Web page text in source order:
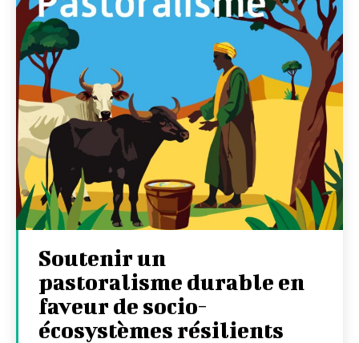
Soutenir un
pastoralisme durable en
faveur de socio-
écosystèmes résilients